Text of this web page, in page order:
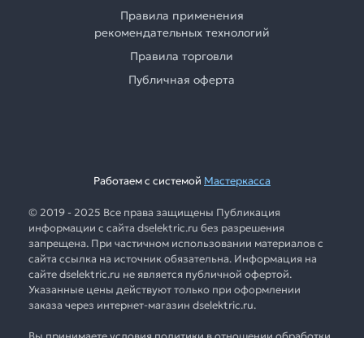
Правила применения
рекомендательных технологий
Правила торговли
Публичная оферта
Работаем с системой Мастеркасса
© 2019 - 2025 Все права защищены Публикация
информации с сайта dselektric.ru без разрешения
запрещена. При частичном использовании материалов с
сайта ссылка на источник обязательна. Информация на
сайте dselektric.ru не является публичной офертой.
Указанные цены действуют только при оформлении
заказа через интернет-магазин dselektric.ru.